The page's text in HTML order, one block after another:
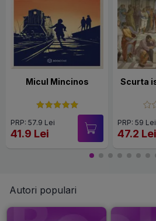
Micul Mincinos
PRP: 57.9 Lei
41.9 Lei
Scurta
PRP: 59 Lei
47.2 Lei
Autori populari